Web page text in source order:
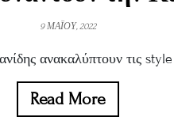
9 ΜΑΪΟΥ, 2022
ανακαλύπτουν τις
Read More